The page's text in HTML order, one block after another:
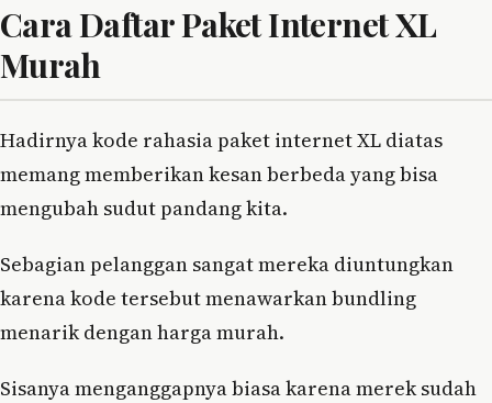
Cara Daftar Paket Internet XL
Murah
Hadirnya kode rahasia paket internet XL diatas
memang memberikan kesan berbeda yang bisa
mengubah sudut pandang kita.
Sebagian pelanggan sangat mereka diuntungkan
karena kode tersebut menawarkan bundling
menarik dengan harga murah.
Sisanya menganggapnya biasa karena merek sudah